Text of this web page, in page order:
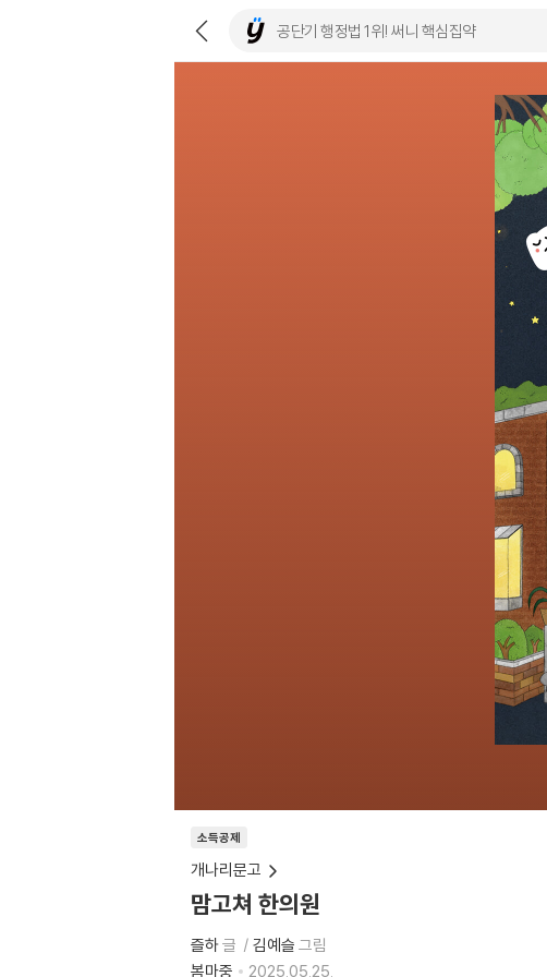
소득공제
개나리문고
맘고쳐 한의원
즐하글 김예슬 그림
봄마중
2025.05.25.